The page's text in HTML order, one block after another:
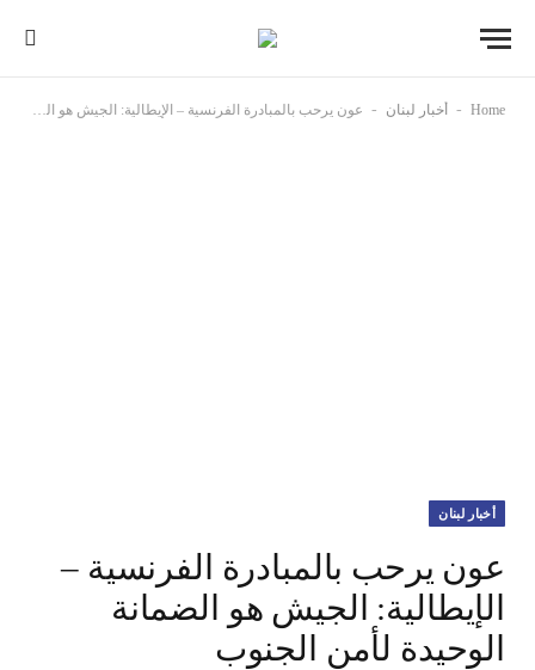
Home
- أخبار لبنان - عون يرحب بالمبادرة الفرنسية – الإيطالية: الجيش هو الضمانة الوحيدة لأمن الجنوب
أخبار لبنان
عون يرحب بالمبادرة الفرنسية –
الإيطالية: الجيش هو الضمانة
الوحيدة لأمن الجنوب